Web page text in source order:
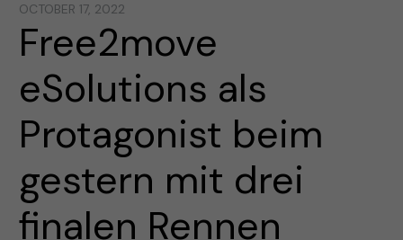
OCTOBER 17, 2022
Free2move
eSolutions als
Protagonist beim
gestern mit drei
finalen Rennen